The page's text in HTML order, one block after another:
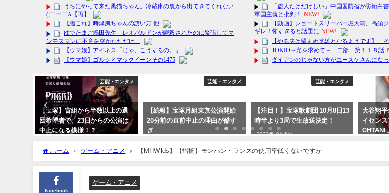
芸能・エンタメ
【続報】宝塚月組東京公演開始
20分前の直前中止の理由が酷す
ぎ
芸能・エンタメ
【注目！】宝塚歌劇団 10月8日13
時半より3局で生放送決定！
2023年10月6日
アフィリエイト
大谷翔平オフィシャル 正規ラ
イセンスアイテム SHOHEI
OHTANI 大谷翔平 - LA ANGELS /
貴重ラスト販売 公式 / オフィ
シャル
シード
プラス
徹底解説
ホーム ゲーム・アニメ 【MHWilds】【指摘】モンハン・ランスの使用率低くないですか
Facebook
ゲーム・アニメ